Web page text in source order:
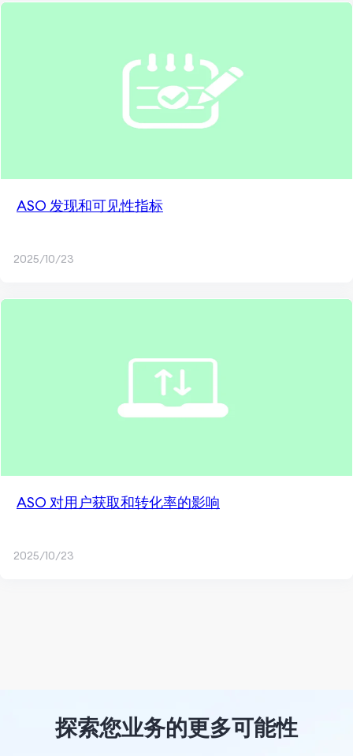
ASO 发现和可见性指标
2025/10/23
ASO 对用户获取和转化率的影响
2025/10/23
探索您业务的更多可能性